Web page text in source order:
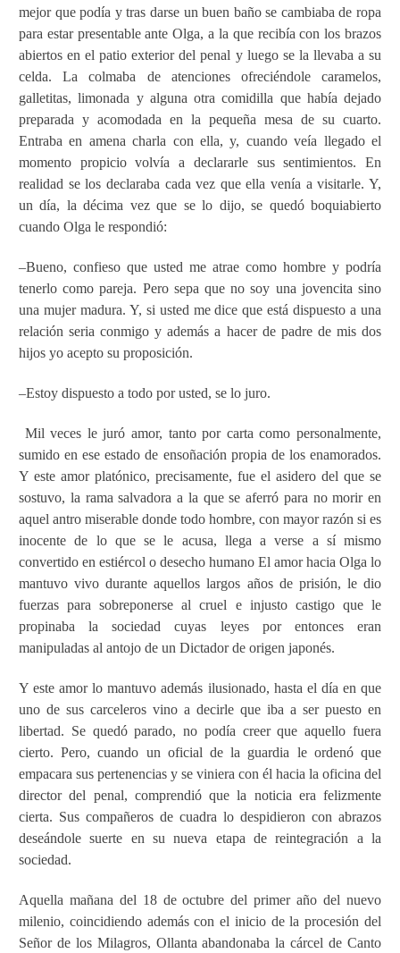
mejor que podía y tras darse un buen baño se cambiaba de ropa
para estar presentable ante Olga, a la que recibía con los brazos
abiertos en el patio exterior del penal y luego se la llevaba a su
celda. La colmaba de atenciones ofreciéndole caramelos,
galletitas, limonada y alguna otra comidilla que había dejado
preparada y acomodada en la pequeña mesa de su cuarto.
Entraba en amena charla con ella, y, cuando veía llegado el
momento propicio volvía a declararle sus sentimientos. En
realidad se los declaraba cada vez que ella venía a visitarle. Y,
un día, la décima vez que se lo dijo, se quedó boquiabierto
cuando Olga le respondió:
–Bueno, confieso que usted me atrae como hombre y podría
tenerlo como pareja. Pero sepa que no soy una jovencita sino
una mujer madura. Y, si usted me dice que está dispuesto a una
relación seria conmigo y además a hacer de padre de mis dos
hijos yo acepto su proposición.
–Estoy dispuesto a todo por usted, se lo juro.
Mil veces le juró amor, tanto por carta como personalmente,
sumido en ese estado de ensoñación propia de los enamorados.
Y este amor platónico, precisamente, fue el asidero del que se
sostuvo, la rama salvadora a la que se aferró para no morir en
aquel antro miserable donde todo hombre, con mayor razón si es
inocente de lo que se le acusa, llega a verse a sí mismo
convertido en estiércol o desecho humano El amor hacia Olga lo
mantuvo vivo durante aquellos largos años de prisión, le dio
fuerzas para sobreponerse al cruel e injusto castigo que le
propinaba la sociedad cuyas leyes por entonces eran
manipuladas al antojo de un Dictador de origen japonés.
Y este amor lo mantuvo además ilusionado, hasta el día en que
uno de sus carceleros vino a decirle que iba a ser puesto en
libertad. Se quedó parado, no podía creer que aquello fuera
cierto. Pero, cuando un oficial de la guardia le ordenó que
empacara sus pertenencias y se viniera con él hacia la oficina del
director del penal, comprendió que la noticia era felizmente
cierta. Sus compañeros de cuadra lo despidieron con abrazos
deseándole suerte en su nueva etapa de reintegración a la
sociedad.
Aquella mañana del 18 de octubre del primer año del nuevo
milenio, coincidiendo además con el inicio de la procesión del
Señor de los Milagros, Ollanta abandonaba la cárcel de Canto